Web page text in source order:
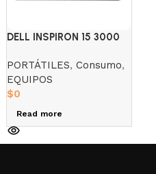
DELL INSPIRON 15 3000
SSD 512GB, DDR4 8GB,
Pantalla 15.6″ FHD, Linux,
Platinum Silver (copia)
PORTÁTILES, Consumo,
EQUIPOS
$0
Read more